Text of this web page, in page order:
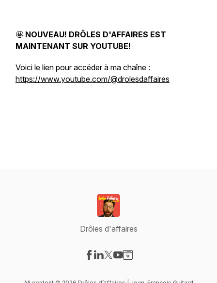
🤩 NOUVEAU! DRÔLES D'AFFAIRES EST
MAINTENANT SUR YOUTUBE!
Voici le lien pour accéder à ma chaîne :
https://www.youtube.com/@drolesdaffaires
Drôles d'affaires